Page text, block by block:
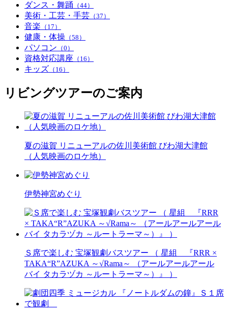
ダンス・舞踊 （44）
美術・工芸・手芸 （37）
音楽 （17）
健康・体操 （58）
パソコン （0）
資格対応講座 （16）
キッズ （16）
リビングツアーのご案内
夏の滋賀 リニューアルの佐川美術館 びわ湖大津館
（人気映画のロケ地）
伊勢神宮めぐり
Ｓ席で楽しむ 宝塚観劇バスツアー （ 星組 『RRR ×
TAKA“R”AZUKA ～√Rama～ （アールアールアール
バイ タカラヅカ ～ルートラーマ～）』 ）